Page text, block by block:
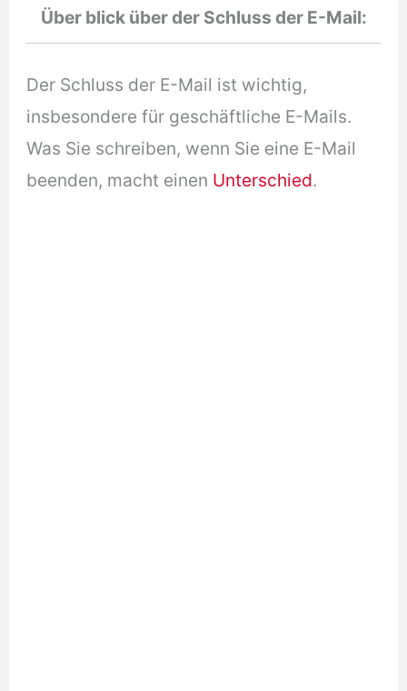
Über blick über der Schluss der E-Mail:
Der Schluss der E-Mail ist wichtig,
insbesondere für geschäftliche E-Mails.
Was Sie schreiben, wenn Sie eine E-Mail
beenden, macht einen Unterschied.